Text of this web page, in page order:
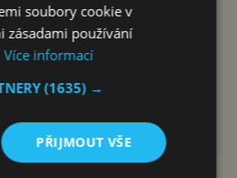
soubory cookie v
zásadami používání
Více informací
(1635) →
PŘIJMOUT VŠE